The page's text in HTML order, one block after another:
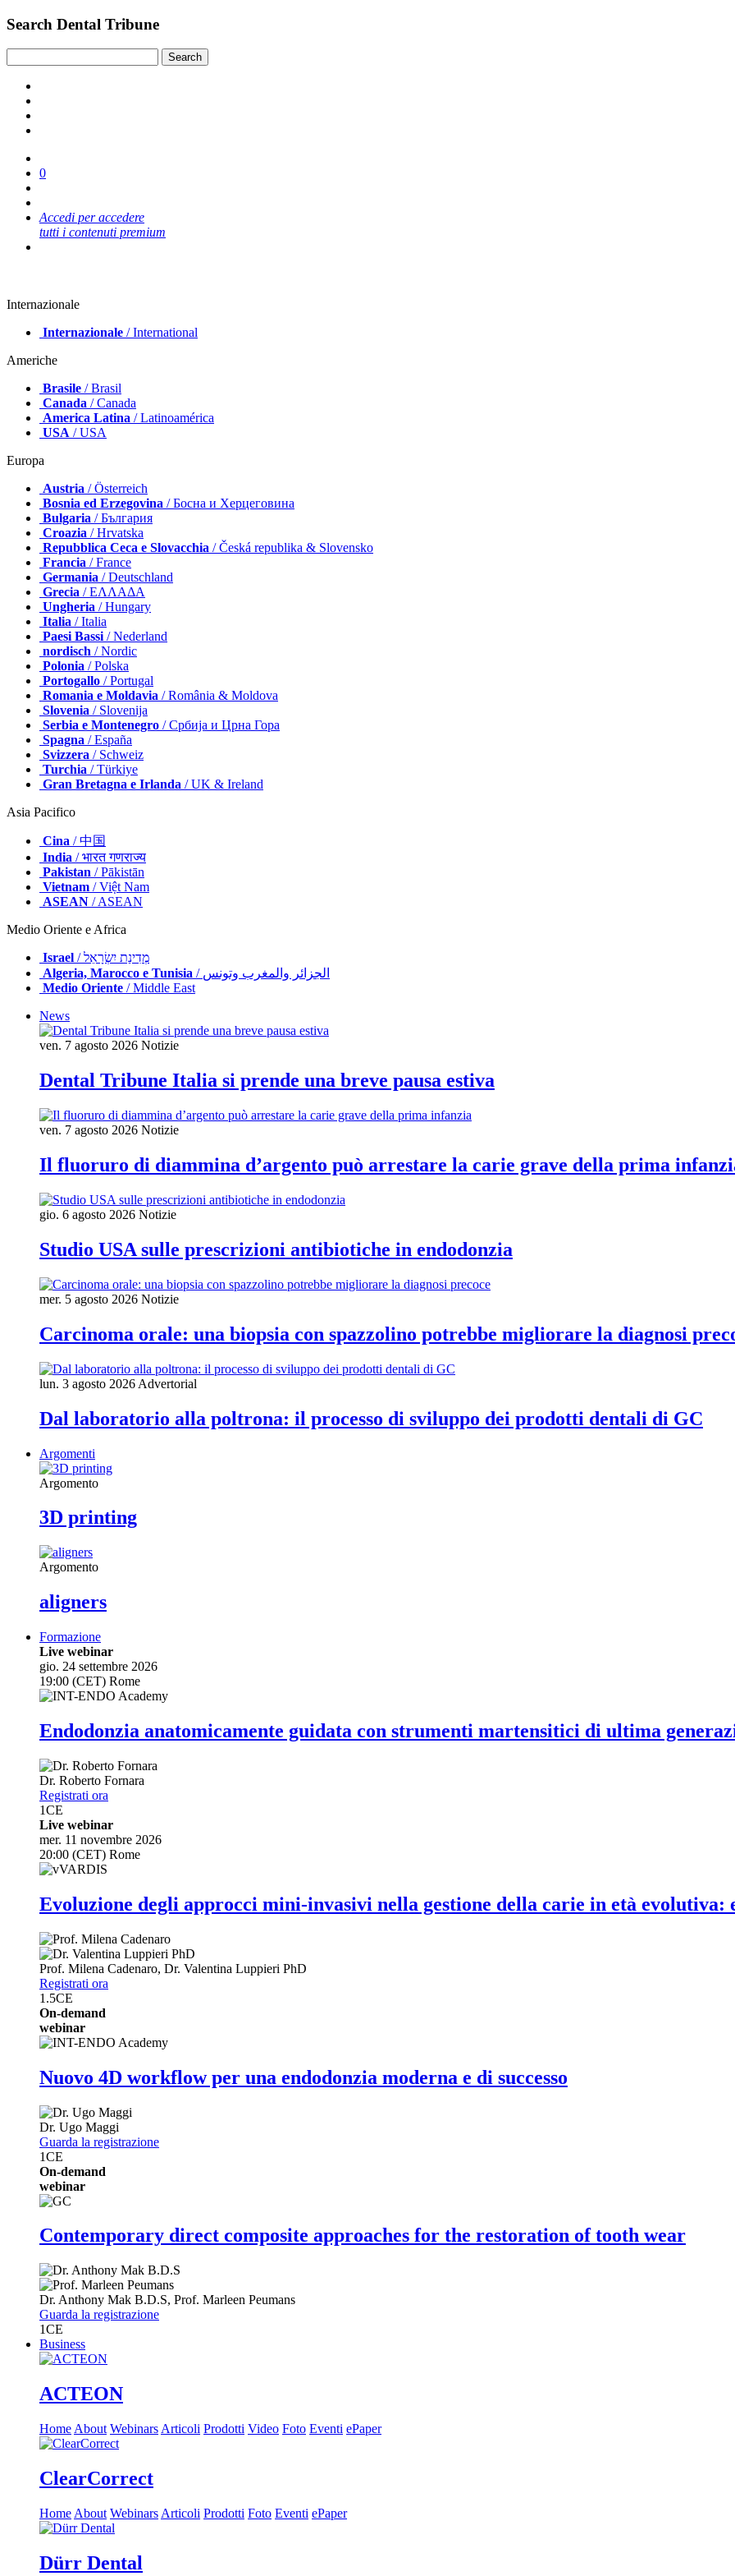
Search Dental Tribune
0
Accedi per accedere
tutti i contenuti premium
Internazionale
Internazionale / International
Americhe
Brasile / Brasil
Canada / Canada
America Latina / Latinoamérica
USA / USA
Europa
Austria / Österreich
Bosnia ed Erzegovina / Босна и Херцеговина
Bulgaria / България
Croazia / Hrvatska
Repubblica Ceca e Slovacchia / Česká republika & Slovensko
Francia / France
Germania / Deutschland
Grecia / ΕΛΛΑΔΑ
Ungheria / Hungary
Italia / Italia
Paesi Bassi/ Nederland
nordisch / Nordic
Polonia / Polska
Portogallo / Portugal
Romania e Moldavia / România & Moldova
Slovenia / Slovenija
Serbia e Montenegro / Србија и Црна Гора
Spagna / España
Svizzera / Schweiz
Turchia / Türkiye
Gran Bretagna e Irlanda / UK & Ireland
Asia Pacifico
Cina / 中国
India / भारत गणराज्य
Pakistan / Pākistān
Vietnam / Việt Nam
ASEAN / ASEAN
Medio Oriente e Africa
Israel
/ מְדִינַת יִשְׂרָאֵל
Algeria, Marocco e Tunisia
/ الجزائر والمغرب وتونس
Medio Oriente / Middle East
News
ven. 7 agosto 2026 Notizie
Dental Tribune Italia si prende una breve pausa estiva
ven. 7 agosto 2026 Notizie
Il fluoruro di diammina d’argento può arrestare la carie grave della prima
gio. 6 agosto 2026 Notizie
Studio USA sulle prescrizioni antibiotiche in endodonzia
mer. 5 agosto 2026 Notizie
Carcinoma orale: una biopsia con spazzolino potrebbe migliorare la diagnosi
lun. 3 agosto 2026 Advertorial
Dal laboratorio alla poltrona: il processo di sviluppo dei prodotti dentali di GC
Argomenti
Argomento
3D printing
Argomento
aligners
Formazione
Live webinar
gio. 24 settembre 2026
19:00 (CET) Rome
Endodonzia anatomicamente guidata con strumenti martensitici di ultima
Dr. Roberto Fornara
Registrati ora
1CE
Live webinar
mer. 11 novembre 2026
20:00 (CET) Rome
Evoluzione degli approcci mini-invasivi nella gestione della carie in età evolutiva:
Prof. Milena Cadenaro, Dr. Valentina Luppieri PhD
Registrati ora
1.5CE
On-demand
webinar
Nuovo 4D workflow per una endodonzia moderna e di successo
Dr. Ugo Maggi
Guarda la registrazione
1CE
On-demand
webinar
Contemporary direct composite approaches for the restoration of tooth wear
Dr. Anthony Mak B.D.S, Prof. Marleen Peumans
Guarda la registrazione
1CE
Business
ACTEON
Home About Webinars Articoli Prodotti Video Foto Eventi ePaper
ClearCorrect
Home About Webinars Articoli Prodotti Foto Eventi ePaper
Dürr Dental